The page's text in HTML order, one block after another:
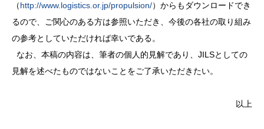
（http://www.logistics.or.jp/propulsion/）からもダウンロードでき
るので、ご関心のある方は参照いただき、今後の各社の取り組み
の参考としていただければ幸いである。
なお、本稿の内容は、筆者の個人的見解であり、JILSとしての
見解を述べたものではないことをご了承いただきたい。
以上